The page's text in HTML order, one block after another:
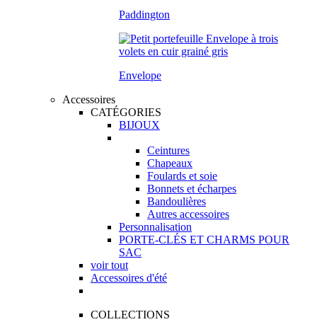
Paddington
Envelope
Accessoires
CATÉGORIES
BIJOUX
Ceintures
Chapeaux
Foulards et soie
Bonnets et écharpes
Bandoulières
Autres accessoires
Personnalisation
PORTE-CLÉS ET CHARMS POUR
SAC
voir tout
Accessoires d'été
COLLECTIONS